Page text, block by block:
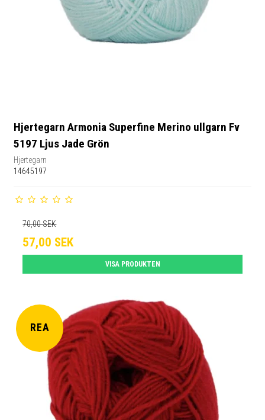
Hjertegarn Armonia Superfine Merino ullgarn Fv
5197 Ljus Jade Grön
Hjertegarn
14645197
70,00 SEK
57,00 SEK
VISA PRODUKTEN
REA